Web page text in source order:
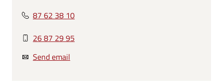
87 62 38 10
26 87 29 95
Send email